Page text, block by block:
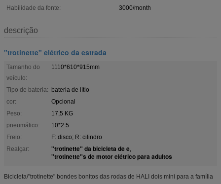
Habilidade da fonte:
3000/month
descrição
"trotinette" elétrico da estrada
Tamanho do
veículo:
1110*610*915mm
Tipo de bateria: bateria de lítio
cor:
Opcional
Peso:
17,5 KG
pneumático:
10*2.5
Freio:
F: disco; R: cilindro
Realçar:
"trotinette" da bicicleta de e,
"trotinette"s de motor elétrico para adultos
Bicicleta/"trotinette" bondes bonitos das rodas de HALI dois mini para a família